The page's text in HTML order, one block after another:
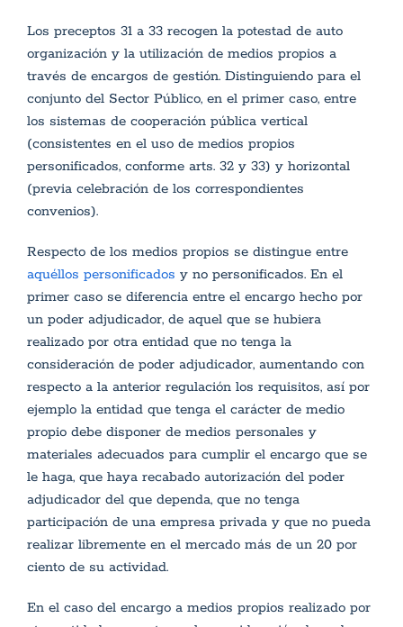
Los preceptos 31 a 33 recogen la potestad de auto
organización y la utilización de medios propios a
través de encargos de gestión. Distinguiendo para el
conjunto del Sector Público, en el primer caso, entre
los sistemas de cooperación pública vertical
(consistentes en el uso de medios propios
personificados, conforme arts. 32 y 33) y horizontal
(previa celebración de los correspondientes
convenios).
Respecto de los medios propios se distingue entre
aquéllos personificados y no personificados. En el
primer caso se diferencia entre el encargo hecho por
un poder adjudicador, de aquel que se hubiera
realizado por otra entidad que no tenga la
consideración de poder adjudicador, aumentando con
respecto a la anterior regulación los requisitos, así por
ejemplo la entidad que tenga el carácter de medio
propio debe disponer de medios personales y
materiales adecuados para cumplir el encargo que se
le haga, que haya recabado autorización del poder
adjudicador del que dependa, que no tenga
participación de una empresa privada y que no pueda
realizar libremente en el mercado más de un 20 por
ciento de su actividad.
En el caso del encargo a medios propios realizado por